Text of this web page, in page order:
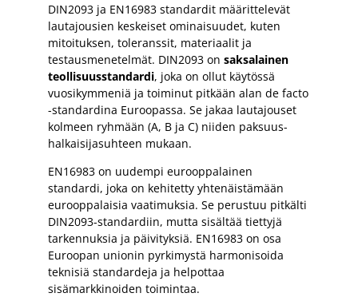
DIN2093 ja EN16983 standardit määrittelevät
lautajousien keskeiset ominaisuudet, kuten
mitoituksen, toleranssit, materiaalit ja
testausmenetelmät. DIN2093 on saksalainen
teollisuusstandardi, joka on ollut käytössä
vuosikymmeniä ja toiminut pitkään alan de facto
-standardina Euroopassa. Se jakaa lautajouset
kolmeen ryhmään (A, B ja C) niiden paksuus-
halkaisijasuhteen mukaan.
EN16983 on uudempi eurooppalainen
standardi, joka on kehitetty yhtenäistämään
eurooppalaisia vaatimuksia. Se perustuu pitkälti
DIN2093-standardiin, mutta sisältää tiettyjä
tarkennuksia ja päivityksiä. EN16983 on osa
Euroopan unionin pyrkimystä harmonisoida
teknisiä standardeja ja helpottaa
sisämarkkinoiden toimintaa.